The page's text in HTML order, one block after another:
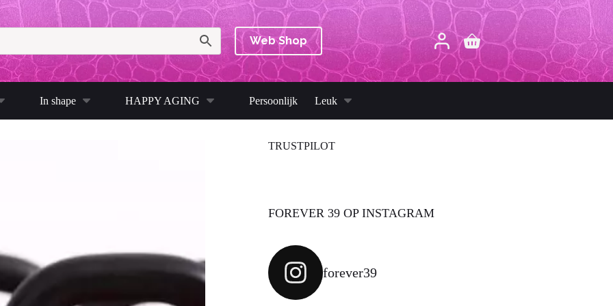
Web Shop Winkelwagen
In shape HAPPY AGING Persoonlijk Leuk
TRUSTPILOT
FOREVER 39 OP INSTAGRAM
forever39